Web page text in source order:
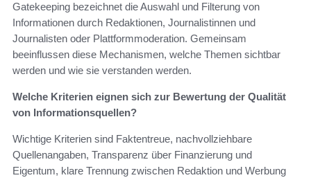
Gatekeeping bezeichnet die Auswahl und Filterung von
Informationen durch Redaktionen, Journalistinnen und
Journalisten oder Plattformmoderation. Gemeinsam
beeinflussen diese Mechanismen, welche Themen sichtbar
werden und wie sie verstanden werden.
Welche Kriterien eignen sich zur Bewertung der Qualität
von Informationsquellen?
Wichtige Kriterien sind Faktentreue, nachvollziehbare
Quellenangaben, Transparenz über Finanzierung und
Eigentum, klare Trennung zwischen Redaktion und Werbung